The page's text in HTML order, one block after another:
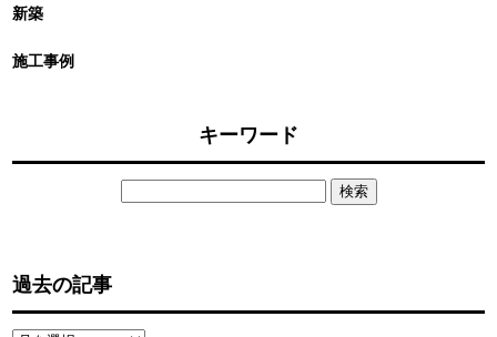
新築
施工事例
キーワード
過去の記事